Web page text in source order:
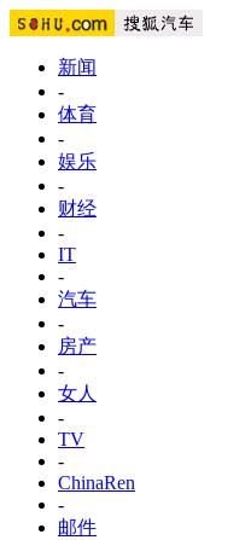
新闻
-
体育
-
娱乐
-
财经
-
IT
-
汽车
-
房产
-
女人
-
TV
-
ChinaRen
-
邮件